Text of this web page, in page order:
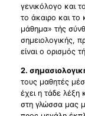
γενικόλογο και
το άκαιρο και το
μάθημα» τής
σημειολογικής,
είναι ο ορισμός
2.
τους μαθητές
έχει η τάδε λέξη
στη γλώσσα μας